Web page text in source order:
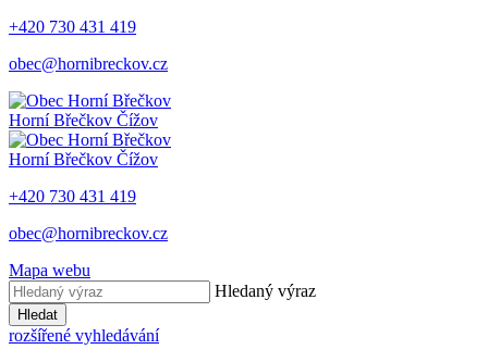
+420 730 431 419
obec@hornibreckov.cz
Horní Břečkov Čížov
Horní Břečkov Čížov
+420 730 431 419
obec@hornibreckov.cz
Mapa webu
Hledaný výraz
Hledat
rozšířené vyhledávání